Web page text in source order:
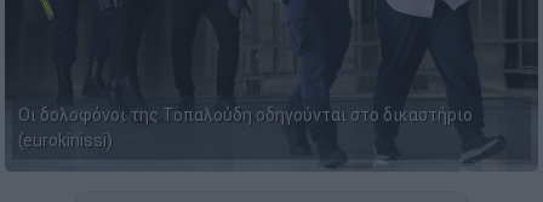
Οι δολοφόνοι της Τοπαλούδη οδηγούνται στο δικαστήριο
(eurokinissi)